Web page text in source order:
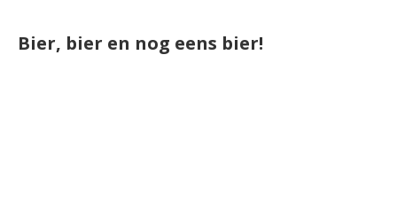
Bier, bier en nog eens bier!